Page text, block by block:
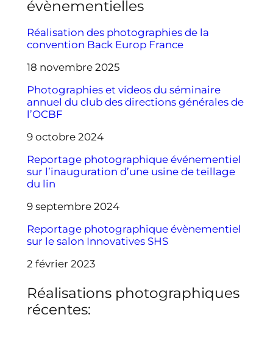
évènementielles
Réalisation des photographies de la
convention Back Europ France
18 novembre 2025
Photographies et videos du séminaire
annuel du club des directions générales de
l’OCBF
9 octobre 2024
Reportage photographique événementiel
sur l’inauguration d’une usine de teillage
du lin
9 septembre 2024
Reportage photographique évènementiel
sur le salon Innovatives SHS
2 février 2023
Réalisations photographiques
récentes: